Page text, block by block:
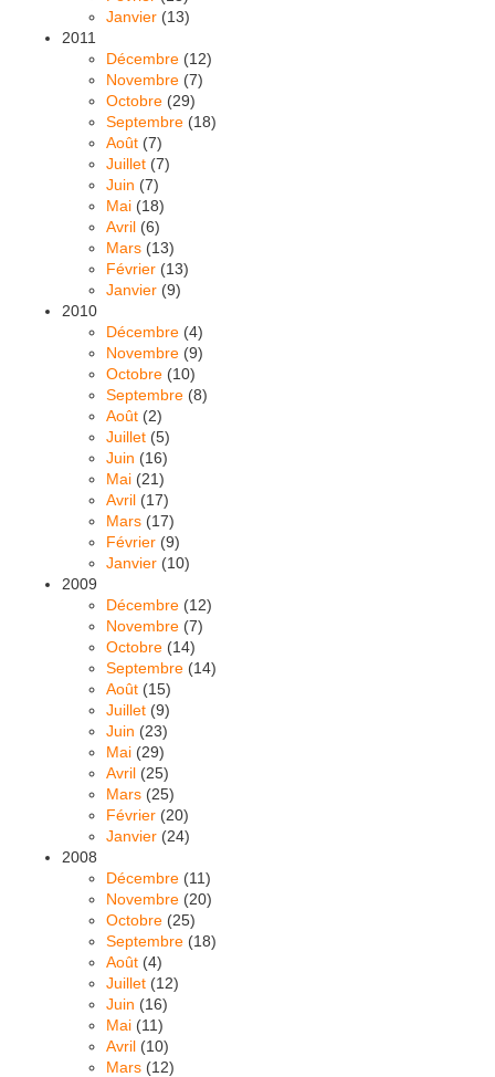
Janvier (13)
2011
Décembre (12)
Novembre (7)
Octobre (29)
Septembre (18)
Août (7)
Juillet (7)
Juin (7)
Mai (18)
Avril (6)
Mars (13)
Février (13)
Janvier (9)
2010
Décembre (4)
Novembre (9)
Octobre (10)
Septembre (8)
Août (2)
Juillet (5)
Juin (16)
Mai (21)
Avril (17)
Mars (17)
Février (9)
Janvier (10)
2009
Décembre (12)
Novembre (7)
Octobre (14)
Septembre (14)
Août (15)
Juillet (9)
Juin (23)
Mai (29)
Avril (25)
Mars (25)
Février (20)
Janvier (24)
2008
Décembre (11)
Novembre (20)
Octobre (25)
Septembre (18)
Août (4)
Juillet (12)
Juin (16)
Mai (11)
Avril (10)
Mars (12)